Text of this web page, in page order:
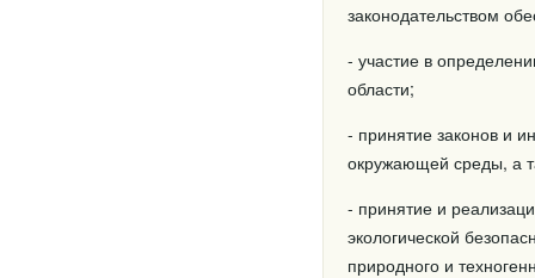
законодательством
- участие в
области;
- принятие законов и
окружающей среды, а
- принятие и
экологической
природного и